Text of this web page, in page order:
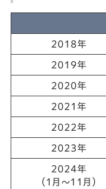
2018年
2019年
2020年
2021年
2022年
2023年
2024年
（1月～11月）